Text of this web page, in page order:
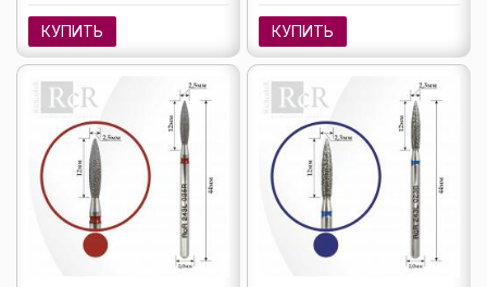
КУПИТЬ КУПИТЬ